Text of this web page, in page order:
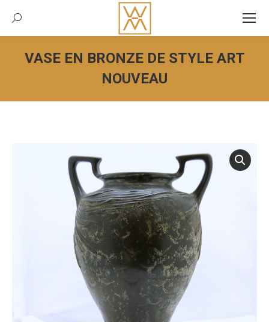
Recherche:
VASE EN BRONZE DE STYLE ART
NOUVEAU
Vous êtes ici :